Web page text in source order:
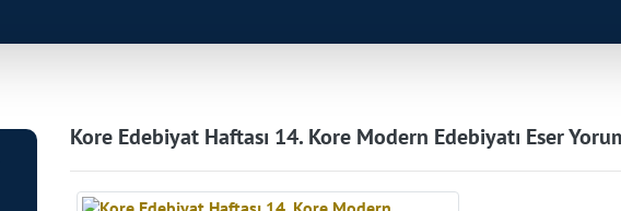
Kore Edebiyat Haftası 14. Kore Modern Edebiyatı Eser